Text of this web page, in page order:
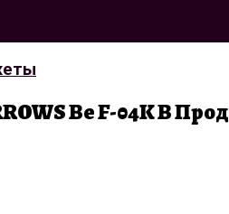
Be F-04K В